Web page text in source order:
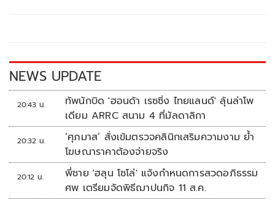
k k
NEWS UPDATE
20:43 น.
ทัพนักบิด 'ฮอนด้า เรซซิ่ง ไทยแลนด์' ลุ้นล่าโพ
เดียม ARRC สนาม 4 ที่มัลดาลิกา
20:32 น.
‘ศุภมาส’ สั่งเข้มตรวจคลินิกเสริมความงาม ย้ำ
โฆษณาราคาต้องจ่ายจริง
20:12 น.
พี่ชาย 'ฮลุน โซโล่' แจ้งกำหนดการสวดอภิธรรม
ศพ เตรียมจัดพิธีฌาปนกิจ 11 ส.ค.